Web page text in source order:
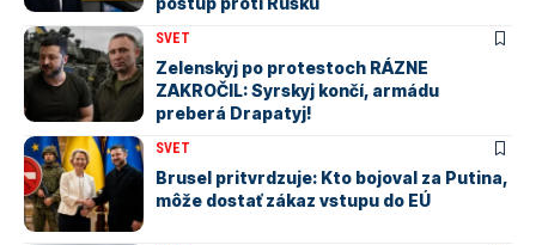
SVET
Zelenskyj po protestoch RÁZNE
ZAKROČIL: Syrskyj končí, armádu
preberá Drapatyj!
SVET
Brusel pritvrdzuje: Kto bojoval za Putina,
môže dostať zákaz vstupu do EÚ